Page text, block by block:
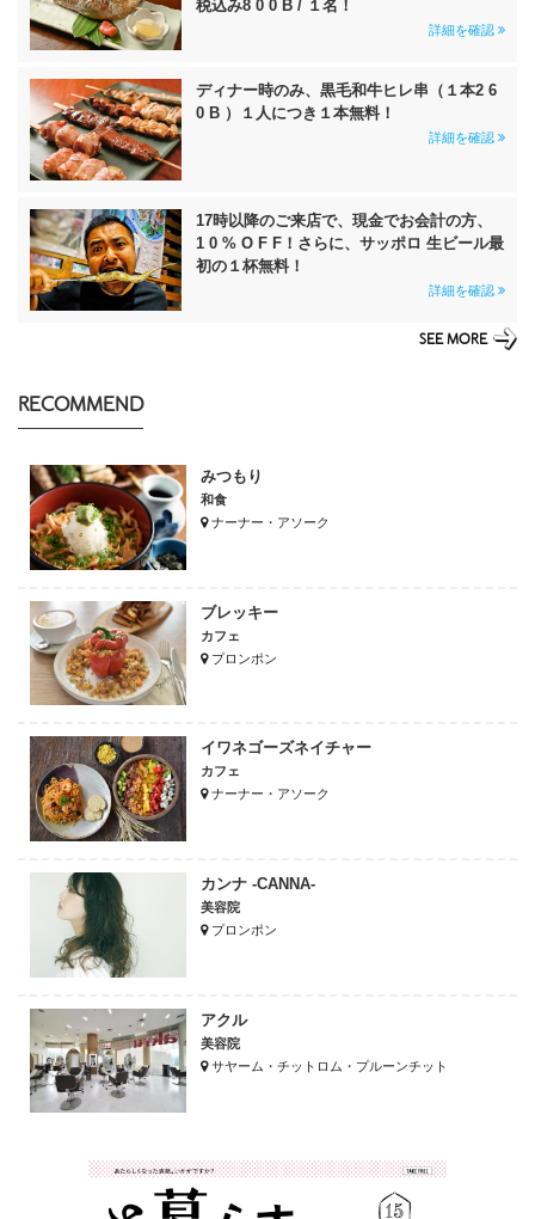
税込み8 0 0 B / １名！
詳細を確認
ディナー時のみ、黒毛和牛ヒレ串（１本2 6
0 B ）１人につき１本無料！
詳細を確認
17時以降のご来店で、現金でお会計の方、
1 0 % O F F！さらに、サッポロ 生ビール最
初の１杯無料！
詳細を確認
SEE MORE
RECOMMEND
みつもり
和食
ナーナー・アソーク
ブレッキー
カフェ
プロンポン
イワネゴーズネイチャー
カフェ
ナーナー・アソーク
カンナ -CANNA-
美容院
プロンポン
アクル
美容院
サヤーム・チットロム・プルーンチット